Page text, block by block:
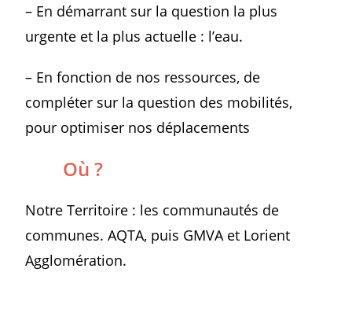
– En démarrant sur la question la plus
urgente et la plus actuelle : l’eau.
– En fonction de nos ressources, de
compléter sur la question des mobilités,
pour optimiser nos déplacements
Où ?
Notre Territoire : les communautés de
communes. AQTA, puis GMVA et Lorient
Agglomération.